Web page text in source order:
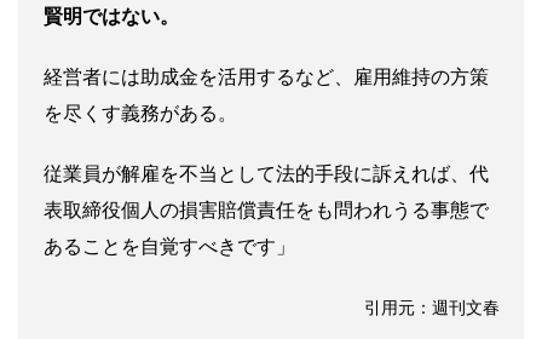
賢明ではない。
経営者には助成金を活用するなど、雇用維持の方策
を尽くす義務がある。
従業員が解雇を不当として法的手段に訴えれば、代
表取締役個人の損害賠償責任をも問われうる事態で
あることを自覚すべきです」
引用元：週刊文春